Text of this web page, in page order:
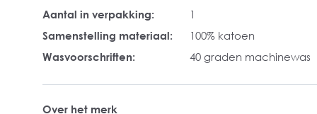
Aantal in verpakking:
1
Samenstelling materiaal:
100% katoen
Wasvoorschriften:
40 graden machinewas
Over het merk